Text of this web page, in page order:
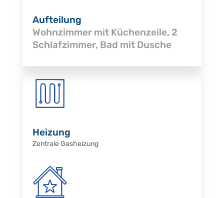
Aufteilung
Wohnzimmer mit Küchenzeile, 2
Schlafzimmer, Bad mit Dusche
Heizung
Zentrale Gasheizung